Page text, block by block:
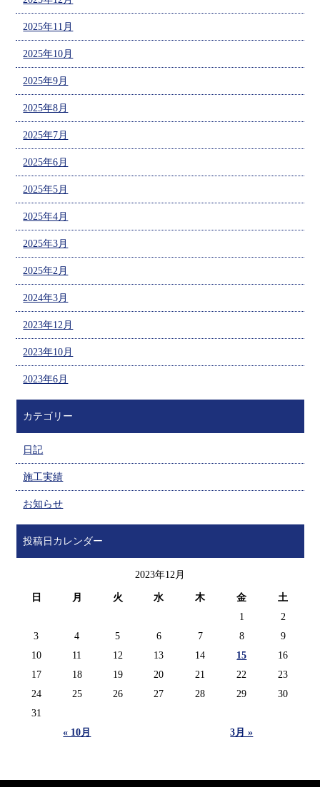
2025年11月
2025年10月
2025年9月
2025年8月
2025年7月
2025年6月
2025年5月
2025年4月
2025年3月
2025年2月
2024年3月
2023年12月
2023年10月
2023年6月
カテゴリー
日記
施工実績
お知らせ
投稿日カレンダー
2023年12月
日 月 火 水 木 金 土
« 10月 3月 »
1
2
3
4 5 6 7 8
9
10
11 12 13 14 15
16
17
18 19 20 21 22
23
24
25 26 27 28 29
30
31